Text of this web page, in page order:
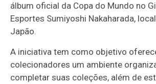
álbum oficial da Copa do Mundo no
Esportes Sumiyoshi Nakaharada,
Japão.
A iniciativa tem como objetivo
colecionadores um ambiente
completar suas coleções, além de